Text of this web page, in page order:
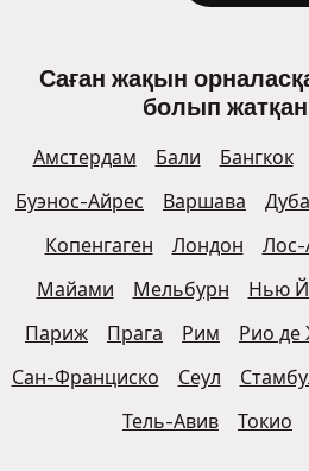
Саған жақын
болып
Амстердам Бали Бангкок
Буэнос-Айрес
Варшава
Копенгаген
Лондон Лос-
Майами
Мельбурн Нью
Париж
Прага Рим Рио де
Сан-Франциско
Сеул
Тель-Авив
Токио